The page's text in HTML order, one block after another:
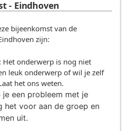
- Eindhoven
bijeenkomst van de
zijn:
: Het onderwerp is nog niet
leuk onderwerp of wil je zelf
het ons weten.
je een probleem met je
het voor aan de groep en
uit.